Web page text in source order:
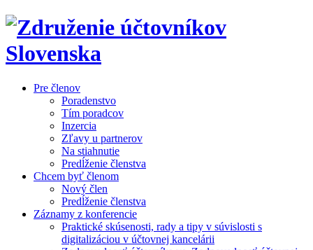
Pre členov
Poradenstvo
Tím poradcov
Inzercia
Zľavy u partnerov
Na stiahnutie
Predĺženie členstva
Chcem byť členom
Nový člen
Predĺženie členstva
Záznamy z konferencie
Praktické skúsenosti, rady a tipy v súvislosti s
digitalizáciou v účtovnej kancelárii